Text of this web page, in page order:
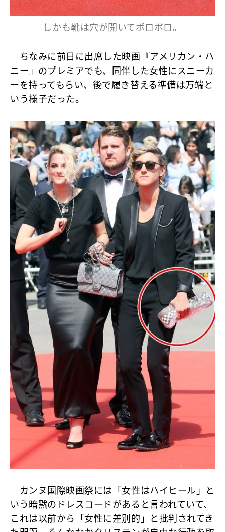
しかも靴は穴が開いてボロボロ。
ちなみに前日に出席した映画『アメリカン・ハ
ニー』のプレミアでも、同伴した女性にスニーカ
ーを持ってもらい、後で履き替える準備は万端と
いう様子だった。
カンヌ国際映画祭には「女性はハイヒール」と
いう暗黙のドレスコードがあると言われていて、
これは以前から「女性に差別的」と批判されてき